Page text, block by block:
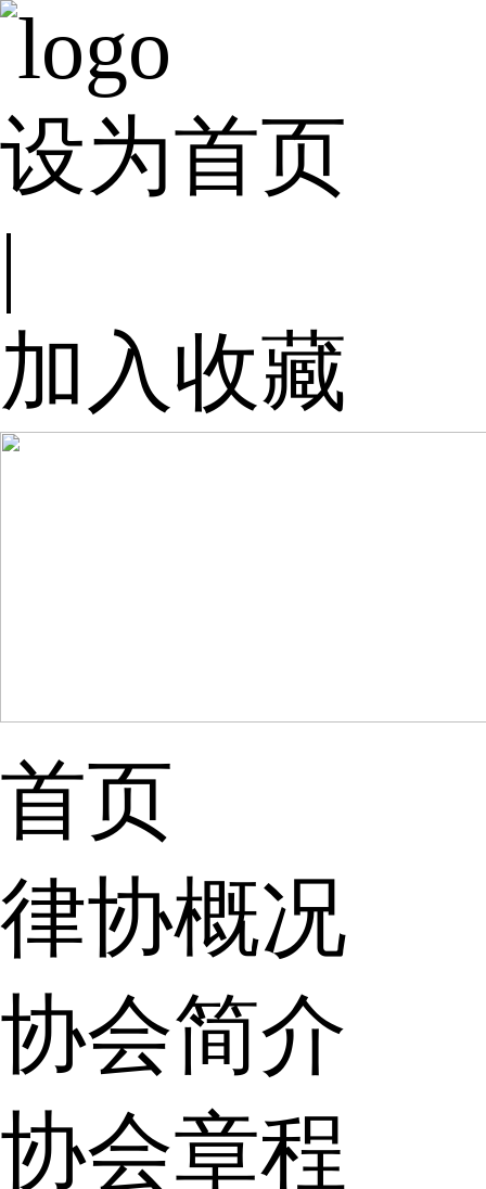
设为首页
|
加入收藏
首页
律协概况
协会简介
协会章程